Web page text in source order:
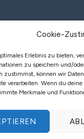
Cookie-
Erlebnis zu bieten,
zu speichern und/
zustimmst, können wir
verarbeiten. Wenn du
Merkmale und